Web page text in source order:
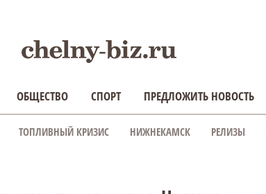
ОБЩЕСТВО СПОРТ ПРЕДЛОЖИТЬ НОВОСТЬ
ТОПЛИВНЫЙ КРИЗИС НИЖНЕКАМСК РЕЛИЗЫ